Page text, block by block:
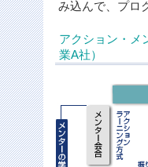
み込んで、プロ
アクション・メ
業A社）